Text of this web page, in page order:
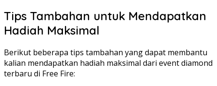
Tips Tambahan untuk Mendapatkan
Hadiah Maksimal
Berikut beberapa tips tambahan yang dapat membantu
kalian mendapatkan hadiah maksimal dari event diamond
terbaru di Free Fire: